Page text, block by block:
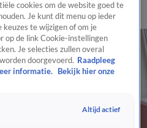
Tip de redactiePanelVideo's
cookies om de website goed te
Je kunt dit menu op ieder
keuzes te wijzigen of om je
op de link Cookie-instellingen
Je selecties zullen overal
doorgevoerd. Raadpleeg
informatie.
Bekijk hier onze
Altijd actief